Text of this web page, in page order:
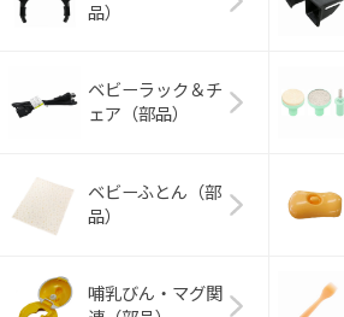
品）
ベビーラック＆チ
ェア（部品）
ベビーふとん（部
品）
哺乳びん・マグ関